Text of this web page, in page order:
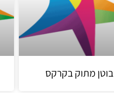
בוטן מתוק בקרקס